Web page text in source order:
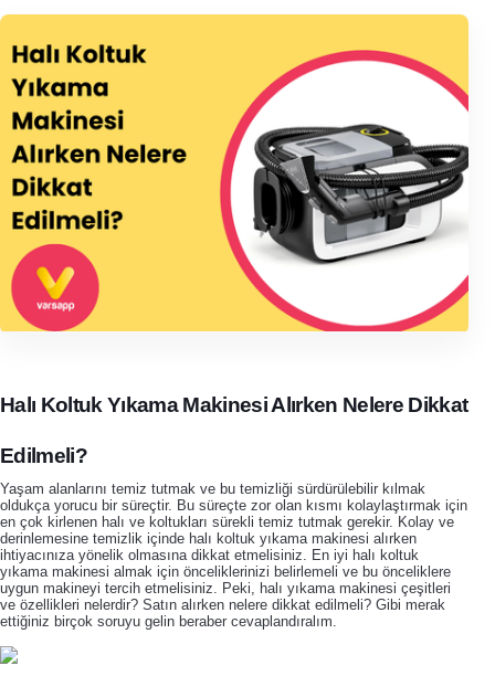
Halı Koltuk Yıkama Makinesi Alırken Nelere Dikkat
Edilmeli?
Yaşam alanlarını temiz tutmak ve bu temizliği sürdürülebilir kılmak
oldukça yorucu bir süreçtir. Bu süreçte zor olan kısmı kolaylaştırmak için
en çok kirlenen halı ve koltukları sürekli temiz tutmak gerekir. Kolay ve
derinlemesine temizlik içinde halı koltuk yıkama makinesi alırken
ihtiyacınıza yönelik olmasına dikkat etmelisiniz. En iyi halı koltuk
yıkama makinesi almak için önceliklerinizi belirlemeli ve bu önceliklere
uygun makineyi tercih etmelisiniz. Peki, halı yıkama makinesi çeşitleri
ve özellikleri nelerdir? Satın alırken nelere dikkat edilmeli? Gibi merak
ettiğiniz birçok soruyu gelin beraber cevaplandıralım.